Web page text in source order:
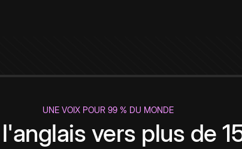
UNE VOIX POUR 99 % DU MONDE
vers plus de